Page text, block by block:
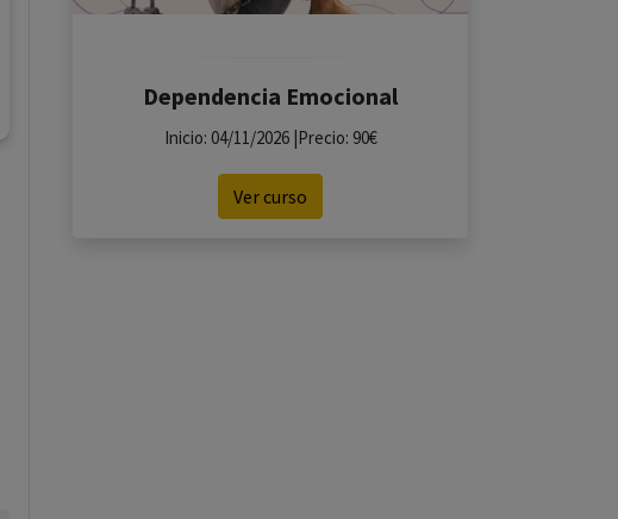
Dependencia Emocional
Inicio: 04/11/2026 |Precio: 90€
Ver curso